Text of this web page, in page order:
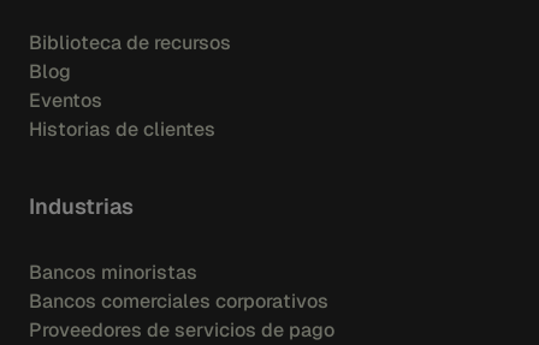
Biblioteca de recursos
Blog
Eventos
Historias de clientes
Industrias
Bancos minoristas
Bancos comerciales corporativos
Proveedores de servicios de pago